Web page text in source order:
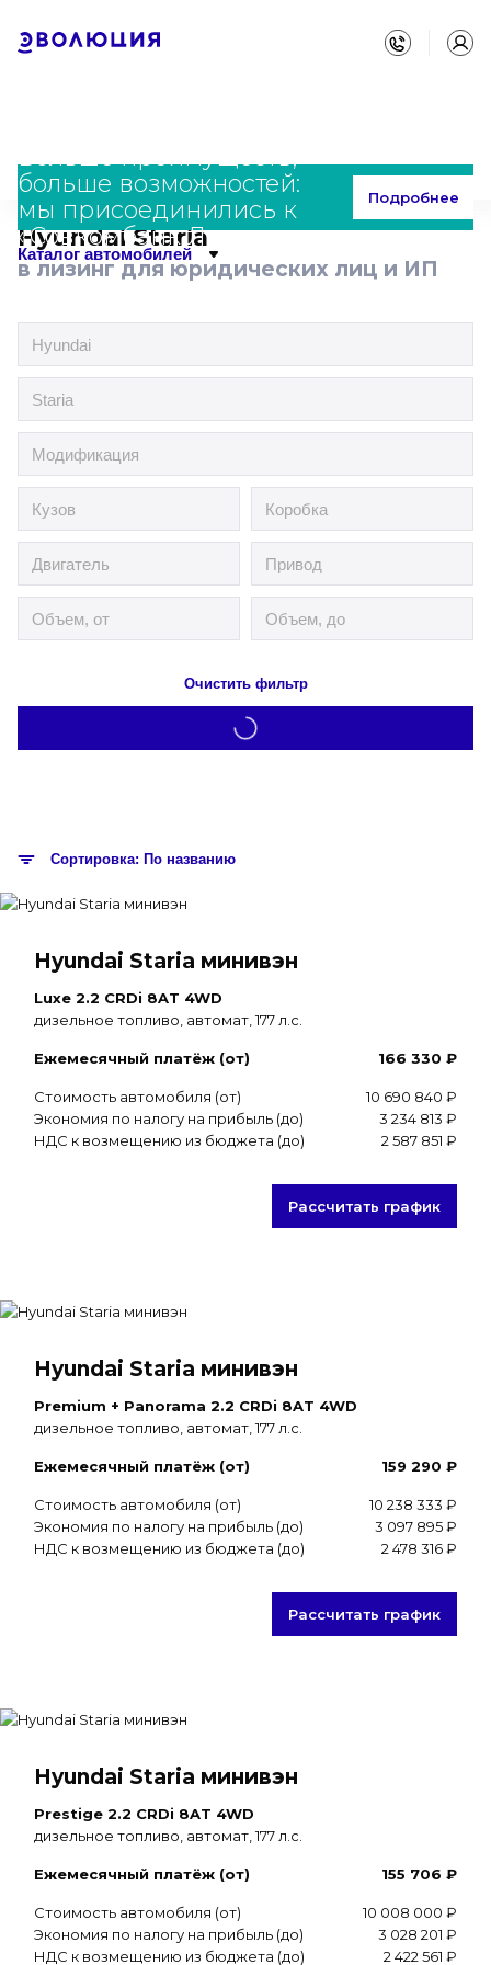
Больше преимуществ,
больше возможностей:
мы присоединились к
«Совкомбанк Лизинг»
Подробнее
Каталог автомобилей
Главная Каталог Hyundai Staria
Hyundai Staria
в лизинг для юридических лиц и ИП
Очистить фильтр
Сортировка: По названию
Hyundai Staria минивэн
Luxe 2.2 CRDi 8AT 4WD
дизельное топливо, автомат, 177 л.с.
Ежемесячный платёж (от) 166 330 ₽
Стоимость автомобиля (от)
10 690 840 ₽
Экономия по налогу на прибыль (до)
3 234 813 ₽
НДС к возмещению из бюджета (до)
2 587 851 ₽
Рассчитать график
Hyundai Staria минивэн
Premium + Panorama 2.2 CRDi 8AT 4WD
дизельное топливо, автомат, 177 л.с.
Ежемесячный платёж (от) 159 290 ₽
Стоимость автомобиля (от)
10 238 333 ₽
Экономия по налогу на прибыль (до)
3 097 895 ₽
НДС к возмещению из бюджета (до)
2 478 316 ₽
Рассчитать график
Hyundai Staria минивэн
Prestige 2.2 CRDi 8AT 4WD
дизельное топливо, автомат, 177 л.с.
Ежемесячный платёж (от) 155 706 ₽
Стоимость автомобиля (от)
10 008 000 ₽
Экономия по налогу на прибыль (до)
3 028 201 ₽
НДС к возмещению из бюджета (до)
2 422 561 ₽